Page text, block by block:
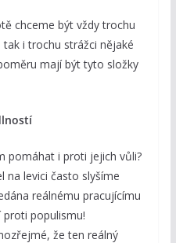
chceme být vždy trochu
i trochu strážci nějaké
mají být tyto složky
pomáhat i proti jejich vůli?
na levici často slyšíme
reálnému pracujícímu
proti populismu!
že ten reálný